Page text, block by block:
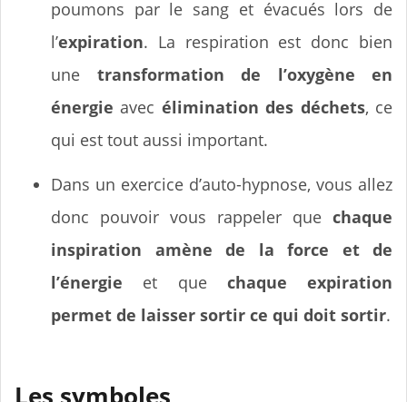
poumons par le sang et évacués lors de
l’expiration. La respiration est donc bien
une transformation de l’oxygène en
énergie avec élimination des déchets, ce
qui est tout aussi important.
Dans un exercice d’auto-hypnose, vous allez
donc pouvoir vous rappeler que chaque
inspiration amène de la force et de
l’énergie et que chaque expiration
permet de laisser sortir ce qui doit sortir.
Les symboles